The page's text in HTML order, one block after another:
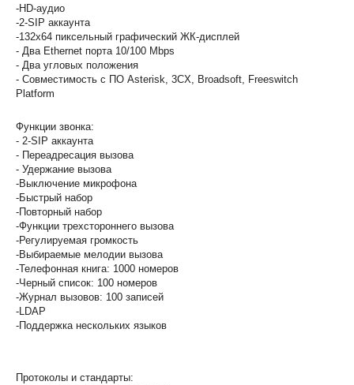
-HD-аудио
-2-SIP аккаунта
-132x64 пиксельный графический ЖК-дисплей
- Два Ethernet порта 10/100 Mbps
- Два угловых положения
- Совместимость с ПО Asterisk, 3CX, Broadsoft, Freeswitch
Platform
Функции звонка:
- 2-SIP аккаунта
- Переадресация вызова
- Удержание вызова
-Выключение микрофона
-Быстрый набор
-Повторный набор
-Функции трехстороннего вызова
-Регулируемая громкость
-Выбираемые мелодии вызова
-Телефонная книга: 1000 номеров
-Черный список: 100 номеров
-Журнал вызовов: 100 записей
-LDAP
-Поддержка нескольких языков
Протоколы и стандарты: